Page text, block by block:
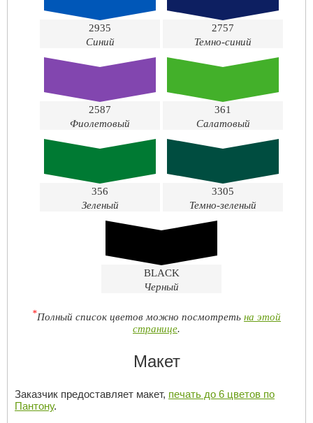
2935
Синий
2757
Темно-синий
2587
Фиолетовый
361
Салатовый
356
Зеленый
3305
Темно-зеленый
BLACK
Черный
*Полный список цветов можно посмотреть на этой
странице.
Макет
Заказчик предоставляет макет, печать до 6 цветов по
Пантону.